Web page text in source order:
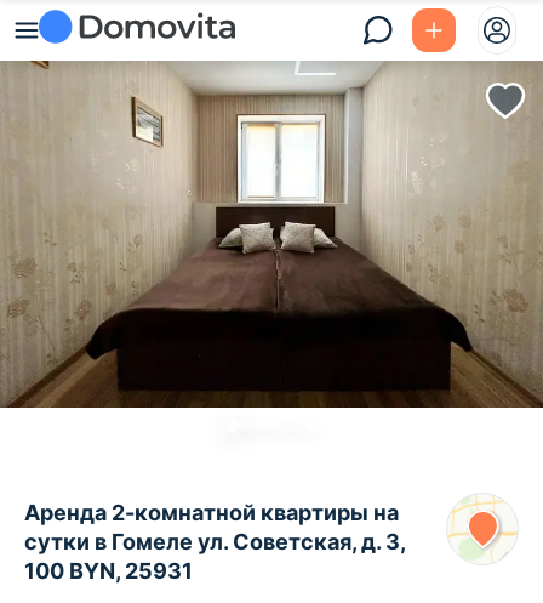
Аренда 2-комнатной квартиры на
сутки в Гомеле ул. Советская, д. 3,
100 BYN, 25931